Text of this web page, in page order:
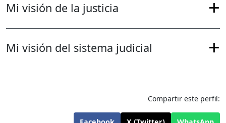
Mi visión de la justicia
Mi visión del sistema judicial
Compartir este perfil: